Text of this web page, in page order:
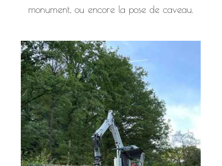
monument, ou encore la pose de caveau.